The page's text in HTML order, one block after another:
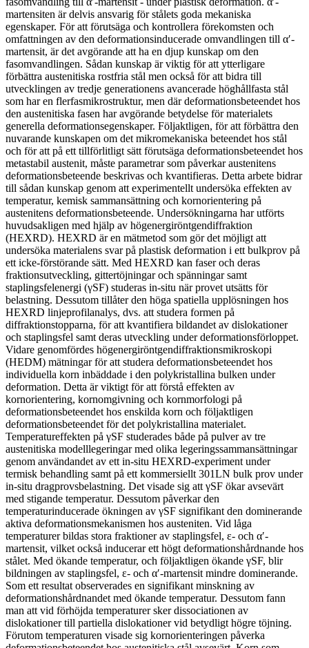
martensiten är delvis ansvarig för stålets goda mekaniska
egenskaper. För att förutsäga och kontrollera förekomsten och
omfattningen av den deformationsinducerade omvandlingen till α′-
martensit, är det avgörande att ha en djup kunskap om den
fasomvandlingen. Sådan kunskap är viktig för att ytterligare
förbättra austenitiska rostfria stål men också för att bidra till
utvecklingen av tredje generationens avancerade höghållfasta stål
som har en flerfasmikrostruktur, men där deformationsbeteendet hos
den austenitiska fasen har avgörande betydelse för materialets
generella deformationsegenskaper. Följaktligen, för att förbättra den
nuvarande kunskapen om det mikromekaniska beteendet hos stål
och för att på ett tillförlitligt sätt förutsäga deformationsbeteendet hos
metastabil austenit, måste parametrar som påverkar austenitens
deformationsbeteende beskrivas och kvantifieras. Detta arbete bidrar
till sådan kunskap genom att experimentellt undersöka effekten av
temperatur, kemisk sammansättning och kornorientering på
austenitens deformationsbeteende. Undersökningarna har utförts
huvudsakligen med hjälp av högenergiröntgendiffraktion
(HEXRD). HEXRD är en mätmetod som gör det möjligt att
undersöka materialens svar på plastisk deformation i ett bulkprov på
ett icke-förstörande sätt. Med HEXRD kan faser och deras
fraktionsutveckling, gittertöjningar och spänningar samt
staplingsfelenergi (γSF) studeras in-situ när provet utsätts för
belastning. Dessutom tillåter den höga spatiella upplösningen hos
HEXRD linjeprofilanalys, dvs. att studera formen på
diffraktionstopparna, för att kvantifiera bildandet av dislokationer
och staplingsfel samt deras utveckling under deformationsförloppet.
Vidare genomfördes högenergiröntgendiffraktionsmikroskopi
(HEDM) mätningar för att studera deformationsbeteendet hos
individuella korn inbäddade i den polykristallina bulken under
deformation. Detta är viktigt för att förstå effekten av
kornorientering, kornomgivning och kornmorfologi på
deformationsbeteendet hos enskilda korn och följaktligen
deformationsbeteendet för det polykristallina materialet.
Temperatureffekten på γSF studerades både på pulver av tre
austenitiska modelllegeringar med olika legeringssammansättningar
genom användandet av ett in-situ HEXRD-experiment under
termisk behandling samt på ett kommersiellt 301LN bulk prov under
in-situ dragprovsbelastning. Det visade sig att γSF ökar avsevärt
med stigande temperatur. Dessutom påverkar den
temperaturinducerade ökningen av γSF signifikant den dominerande
aktiva deformationsmekanismen hos austeniten. Vid låga
temperaturer bildas stora fraktioner av staplingsfel, ε- och α′-
martensit, vilket också inducerar ett högt deformationshårdnande hos
stålet. Med ökande temperatur, och följaktligen ökande γSF, blir
bildningen av staplingsfel, ε- och α′-martensit mindre dominerande.
Som ett resultat observerades en signifikant minskning av
deformationshårdnandet med ökande temperatur. Dessutom fann
man att vid förhöjda temperaturer sker dissociationen av
dislokationer till partiella dislokationer vid betydligt högre töjning.
Förutom temperaturen visade sig kornorienteringen påverka